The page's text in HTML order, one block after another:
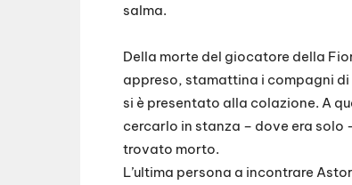
salma.
Della morte del giocatore della
appreso, stamattina i compagni
si è presentato alla colazione. A
cercarlo in stanza – dove era solo
trovato morto.
L’ultima persona a incontrare